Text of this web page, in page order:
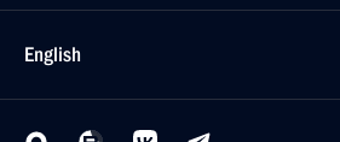
English